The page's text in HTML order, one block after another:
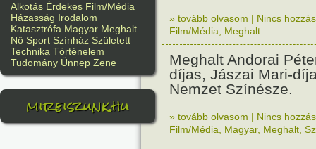
Alkotás Érdekes Film/Média
Házasság Irodalom
Katasztrófa Magyar Meghalt
Nő Sport Színház Született
Technika Történelem
Tudomány Ünnep Zene
mireiszunk.hu
» tovább olvasom | Nincs
Film/Média
Meghalt
Meghalt Andorai
díjas, Jászai Mari-
Nemzet Színésze.
» tovább olvasom | Nincs
Film/Média
Magyar, Meghalt